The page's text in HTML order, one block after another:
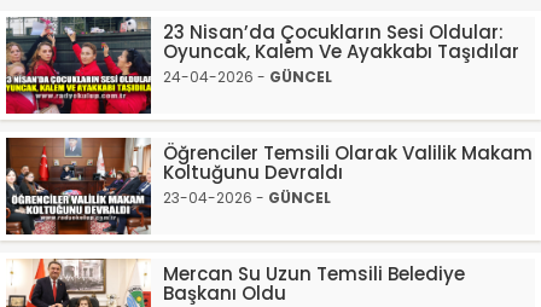
23 Nisan’da Çocukların Sesi Oldular:
Oyuncak, Kalem Ve Ayakkabı Taşıdılar
24-04-2026 - GÜNCEL
Öğrenciler Temsili Olarak Valilik Makam
Koltuğunu Devraldı
23-04-2026 - GÜNCEL
Mercan Su Uzun Temsili Belediye
Başkanı Oldu